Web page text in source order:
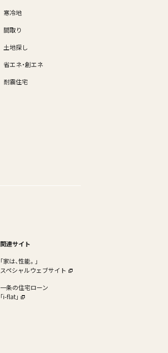
寒冷地
間取り
土地探し
省エネ・創エネ
耐震住宅
関連サイト
｢家は、性能。｣
スペシャルウェブサイト
一条の住宅ローン
｢i-flat｣